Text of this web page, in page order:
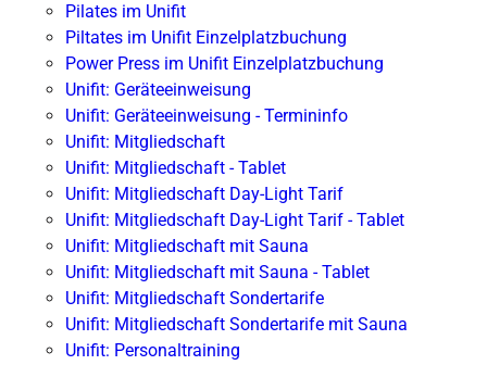
Pilates im Unifit
Piltates im Unifit Einzelplatzbuchung
Power Press im Unifit Einzelplatzbuchung
Unifit: Geräteeinweisung
Unifit: Geräteeinweisung - Termininfo
Unifit: Mitgliedschaft
Unifit: Mitgliedschaft - Tablet
Unifit: Mitgliedschaft Day-Light Tarif
Unifit: Mitgliedschaft Day-Light Tarif - Tablet
Unifit: Mitgliedschaft mit Sauna
Unifit: Mitgliedschaft mit Sauna - Tablet
Unifit: Mitgliedschaft Sondertarife
Unifit: Mitgliedschaft Sondertarife mit Sauna
Unifit: Personaltraining